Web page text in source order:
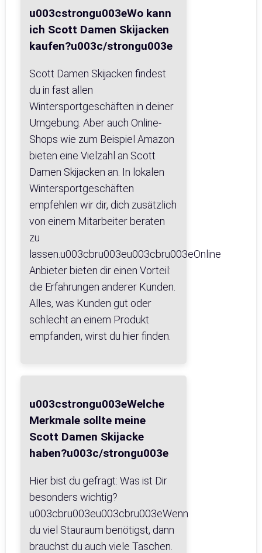
u003cstrongu003eWo kann
ich Scott Damen Skijacken
kaufen?u003c/strongu003e
Scott Damen Skijacken findest
du in fast allen
Wintersportgeschäften in deiner
Umgebung. Aber auch Online-
Shops wie zum Beispiel Amazon
bieten eine Vielzahl an Scott
Damen Skijacken an. In lokalen
Wintersportgeschäften
empfehlen wir dir, dich zusätzlich
von einem Mitarbeiter beraten
zu
lassen.u003cbru003eu003cbru003eOnline
Anbieter bieten dir einen Vorteil:
die Erfahrungen anderer Kunden.
Alles, was Kunden gut oder
schlecht an einem Produkt
empfanden, wirst du hier finden.
u003cstrongu003eWelche
Merkmale sollte meine
Scott Damen Skijacke
haben?u003c/strongu003e
Hier bist du gefragt: Was ist Dir
besonders wichtig?
u003cbru003eu003cbru003eWenn
du viel Stauraum benötigst, dann
brauchst du auch viele Taschen.